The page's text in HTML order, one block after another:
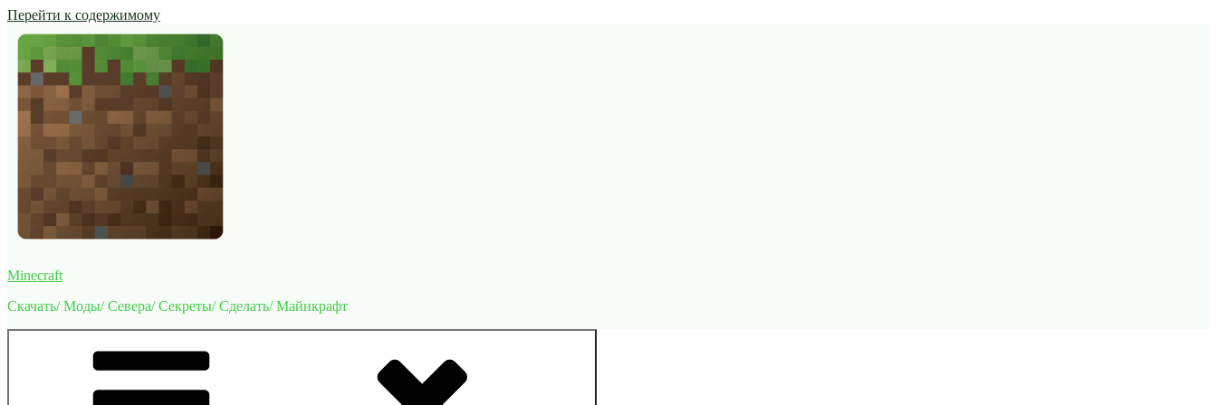
Перейти к содержимому
Minecraft
Скачать/ Моды/ Севера/ Секреты/ Сделать/ Майнкрафт